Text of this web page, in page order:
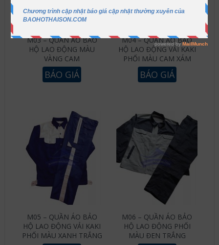
M03 – QUẦN ÁO BẢO
HỘ LAO ĐỘNG MÀU
VÀNG CAM
BÁO GIÁ
M04 – QUẦN ÁO BẢO
HỘ LAO ĐỘNG VẢI KAKI
PHỐI MÀU CAM XÁM
BÁO GIÁ
M05 – QUẦN ÁO BẢO
HỘ LAO ĐỘNG VẢI KAKI
PHỐI MÀU XANH TRẮNG
M06 – QUẦN ÁO BẢO
HỘ LAO ĐỘNG PHỐI
MÀU ĐEN TRẮNG